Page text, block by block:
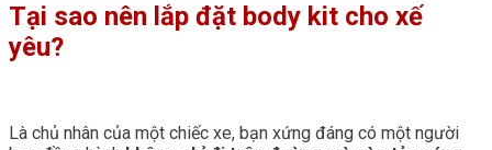
Tại sao nên lắp đặt body kit cho xế
yêu?
Là chủ nhân của một chiếc xe, bạn xứng đáng có một người